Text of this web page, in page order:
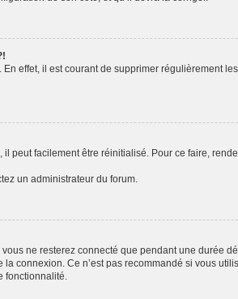
effet, il est courant de supprimer
peut facilement être réinitialisé. Pour ce faire,
un administrateur du forum.
ne resterez connecté que pendant une durée
la connexion. Ce n’est pas recommandé si vous
fonctionnalité.